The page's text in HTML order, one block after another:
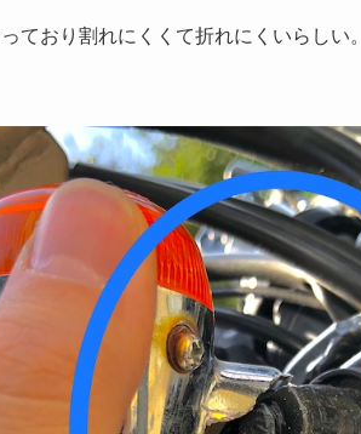
ており割れにくくて折れにくいらしい。